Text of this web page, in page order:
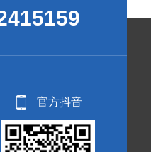
官方抖音